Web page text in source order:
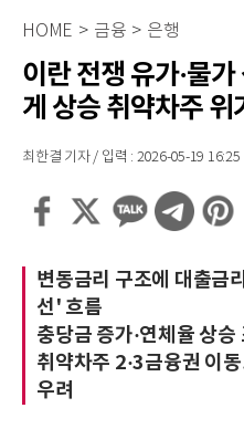
HOME > 금융 > 은행
이란 전쟁 유가·물
게 상승 취약차주 위
최한결 기자 / 입력 : 2026-05-19 16:25
변동금리 구조에 대출금
선' 흐름
충당금 증가·연체율 상
취약차주 2·3금융권 이
우려